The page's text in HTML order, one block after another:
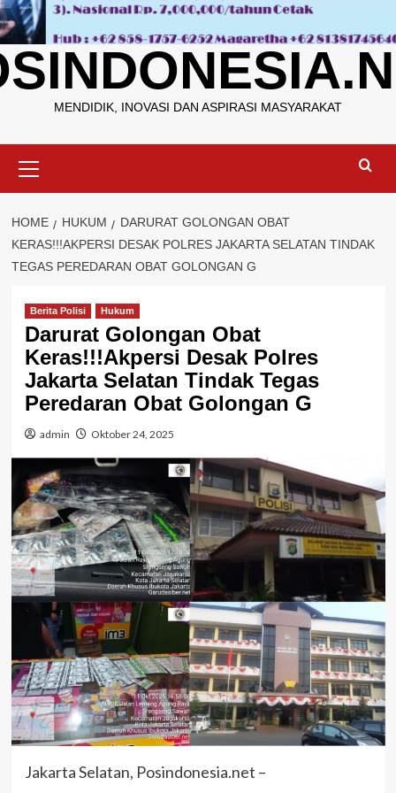
MENDIDIK, INOVASI DAN ASPIRASI MASYARAKAT
Menu
HOME HUKUM
DARURAT GOLONGAN OBAT
KERAS!!!AKPERSI DESAK POLRES JAKARTA SELATAN TINDAK
TEGAS PEREDARAN OBAT GOLONGAN G
Berita Polisi Hukum
Darurat Golongan Obat
Keras!!!Akpersi Desak Polres
Jakarta Selatan Tindak Tegas
Peredaran Obat Golongan G
admin Oktober 24, 2025
Jakarta Selatan, Posindonesia.net –